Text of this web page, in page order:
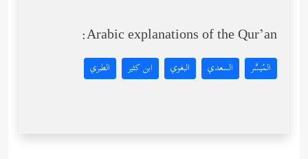
Arabic explanations of the Qur’an:
المُيسَّر السعدي البغوي ابن كثير الطبري